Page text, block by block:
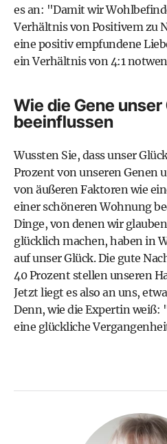
es an: "Damit wir
Verhältnis von Positivem zu
eine positiv empfundene
ein Verhältnis von 4:1
Wie die Gene unser
beeinflussen
Wussten Sie, dass unser
Prozent von unseren Genen
von äußeren Faktoren wie
einer schöneren Wohnung
Dinge, von denen wir
glücklich machen, haben in
auf unser Glück. Die gute
40 Prozent stellen unseren
Jetzt liegt es also an uns,
Denn, wie die Expertin weiß:
eine glückliche